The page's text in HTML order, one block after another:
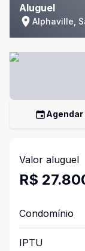
Aluguel
Alphaville,
Valor aluguel
R$
Condomínio
IPTU